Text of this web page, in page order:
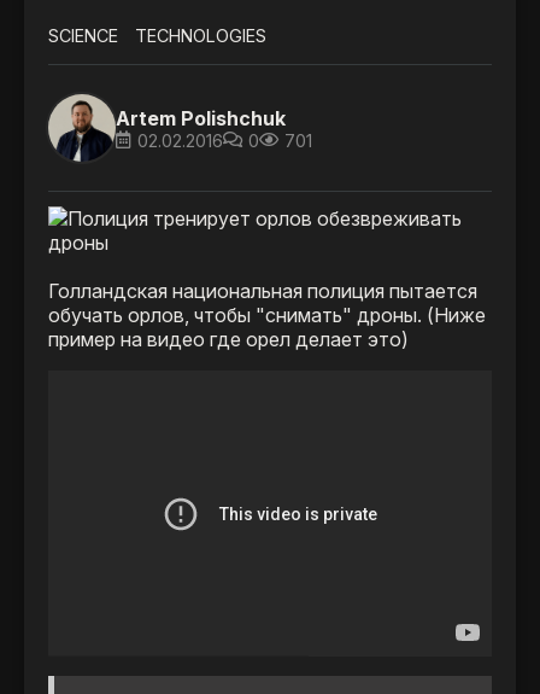
SCIENCE TECHNOLOGIES
Artem Polishchuk
02.02.2016 0 701
Голландская национальная полиция пытается
обучать орлов, чтобы "снимать" дроны. (Ниже
пример на видео где орел делает это)